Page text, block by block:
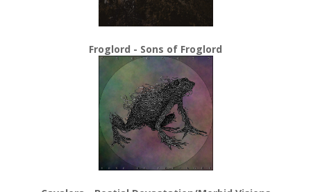
Froglord - Sons of Froglord